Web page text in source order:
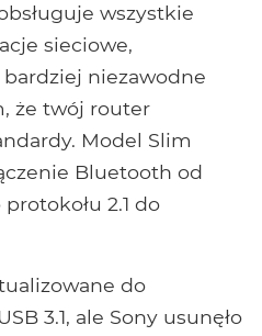
wszystkie
sieciowe,
niezawodne
że twój router
Model Slim
Bluetooth od
2.1 do
do
3.1, ale Sony usunęło